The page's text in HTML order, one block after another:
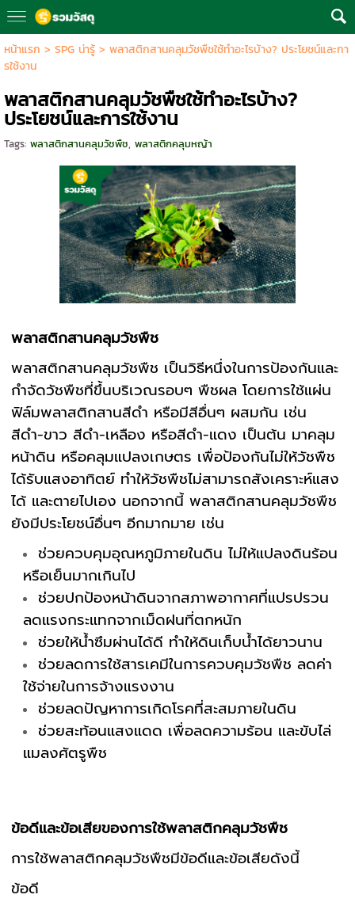
หน้าแรก > SPG น่ารู้> พลาสติกสานคลุมวัชพืชใช้ทำอะไรบ้าง? ประโยชน์และกา
รใช้งาน
พลาสติกสานคลุมวัชพืชใช้ทำอะไรบ้าง?
ประโยชน์และการใช้งาน
Tags: พลาสติกสานคลุมวัชพืช, พลาสติกคลุมหญ้า
พลาสติกสานคลุมวัชพืช
พลาสติกสานคลุมวัชพืช เป็นวิธีหนึ่งในการป้องกันและ
กำจัดวัชพืชที่ขึ้นบริเวณรอบๆ พืชผล โดยการใช้แผ่น
ฟิล์มพลาสติกสานสีดำ หรือมีสีอื่นๆ ผสมกัน เช่น
สีดำ-ขาว สีดำ-เหลือง หรือสีดำ-แดง เป็นต้น มาคลุม
หน้าดิน หรือคลุมแปลงเกษตร เพื่อป้องกันไม่ให้วัชพืช
ได้รับแสงอาทิตย์ ทำให้วัชพืชไม่สามารถสังเคราะห์แสง
ได้ และตายไปเอง นอกจากนี้ พลาสติกสานคลุมวัชพืช
ยังมีประโยชน์อื่นๆ อีกมากมาย เช่น
ช่วยควบคุมอุณหภูมิภายในดิน ไม่ให้แปลงดินร้อน
หรือเย็นมากเกินไป
ช่วยปกป้องหน้าดินจากสภาพอากาศที่แปรปรวน
ลดแรงกระแทกจากเม็ดฝนที่ตกหนัก
ช่วยให้น้ำซึมผ่านได้ดี ทำให้ดินเก็บน้ำได้ยาวนาน
ช่วยลดการใช้สารเคมีในการควบคุมวัชพืช ลดค่า
ใช้จ่ายในการจ้างแรงงาน
ช่วยลดปัญหาการเกิดโรคที่สะสมภายในดิน
ช่วยสะท้อนแสงแดด เพื่อลดความร้อน และขับไล่
แมลงศัตรูพืช
ข้อดีและข้อเสียของการใช้พลาสติกคลุมวัชพืช
การใช้พลาสติกคลุมวัชพืชมีข้อดีและข้อเสียดังนี้
ข้อดี